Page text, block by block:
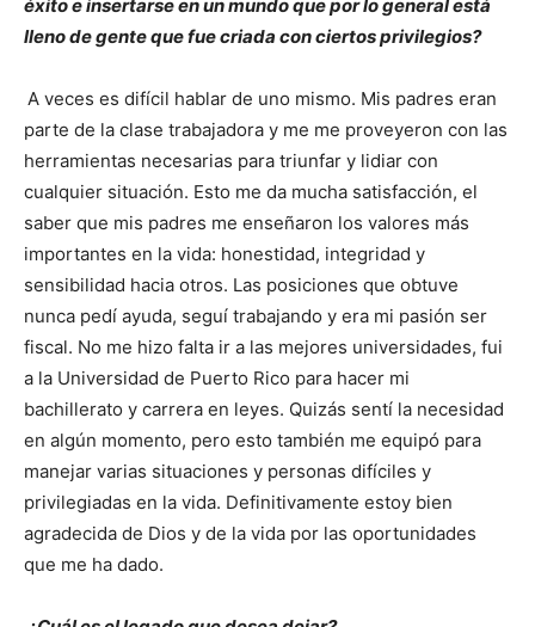
éxito e insertarse en un mundo que por lo general está
lleno de gente que fue criada con ciertos privilegios?
A veces es difícil hablar de uno mismo. Mis padres eran
parte de la clase trabajadora y me me proveyeron con las
herramientas necesarias para triunfar y lidiar con
cualquier situación. Esto me da mucha satisfacción, el
saber que mis padres me enseñaron los valores más
importantes en la vida: honestidad, integridad y
sensibilidad hacia otros. Las posiciones que obtuve
nunca pedí ayuda, seguí trabajando y era mi pasión ser
fiscal. No me hizo falta ir a las mejores universidades, fui
a la Universidad de Puerto Rico para hacer mi
bachillerato y carrera en leyes. Quizás sentí la necesidad
en algún momento, pero esto también me equipó para
manejar varias situaciones y personas difíciles y
privilegiadas en la vida. Definitivamente estoy bien
agradecida de Dios y de la vida por las oportunidades
que me ha dado.